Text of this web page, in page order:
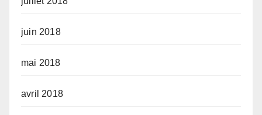
juin 2018
mai 2018
avril 2018